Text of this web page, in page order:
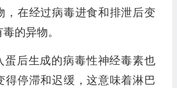
，在经过病毒进食和排泄后变
的异物。
蛋后生成的病毒性神经毒素也
得停滞和迟缓，这意味着淋巴